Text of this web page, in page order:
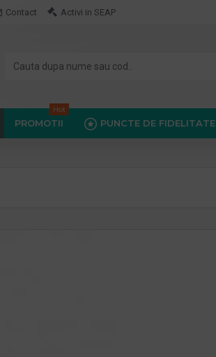
Contact Activi in SEAP
PROMOTII
Hot
PUNCTE DE FIDELITATE